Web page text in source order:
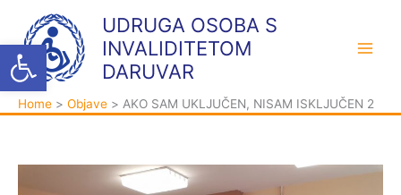
Open toolbar
content
UDRUGA OSOBA S
INVALIDITETOM
DARUVAR
Home Objave AKO SAM UKLJUČEN, NISAM ISKLJUČEN 2
t
e
g
h
i
v